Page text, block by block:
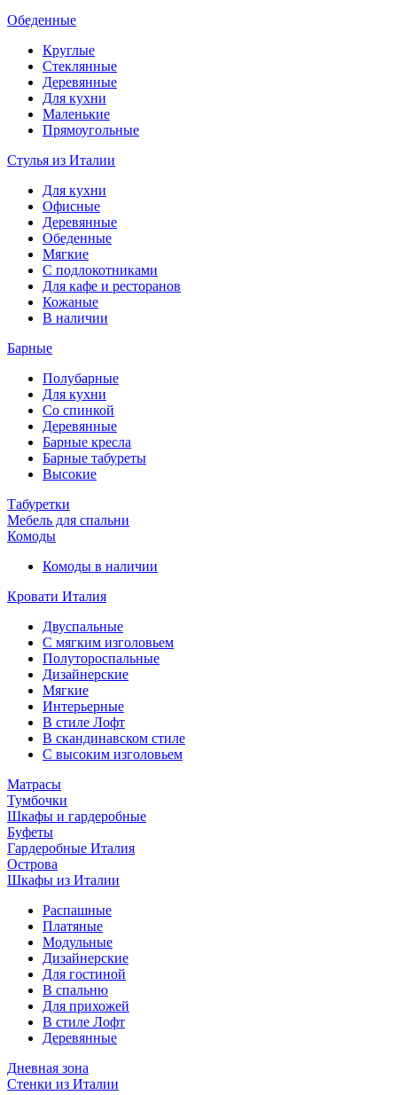
Обеденные
Круглые
Стеклянные
Деревянные
Для кухни
Маленькие
Прямоугольные
Стулья из Италии
Для кухни
Офисные
Деревянные
Обеденные
Мягкие
С подлокотниками
Для кафе и ресторанов
Кожаные
В наличии
Барные
Полубарные
Для кухни
Со спинкой
Деревянные
Барные кресла
Барные табуреты
Высокие
Табуретки
Мебель для спальни
Комоды
Комоды в наличии
Кровати Италия
Двуспальные
С мягким изголовьем
Полутороспальные
Дизайнерские
Мягкие
Интерьерные
В стиле Лофт
В скандинавском стиле
С высоким изголовьем
Матрасы
Тумбочки
Шкафы и гардеробные
Буфеты
Гардеробные Италия
Острова
Шкафы из Италии
Распашные
Платяные
Модульные
Дизайнерские
Для гостиной
В спальню
Для прихожей
В стиле Лофт
Деревянные
Дневная зона
Стенки из Италии